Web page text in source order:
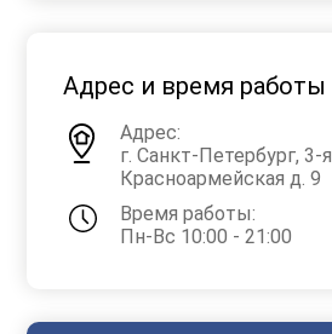
Адрес и время работы
Адрес:
г. Санкт-Петербург, 3-я
Красноармейская д. 9
Время работы:
Пн-Вс 10:00 - 21:00